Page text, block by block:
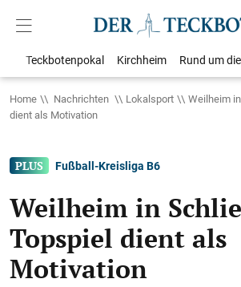
Teckbotenpokal Kirchheim Rund um
Home Nachrichten Lokalsport
Weilheim
dient als Motivation
Fußball-Kreisliga B6
Weilheim in
Topspiel dient als
Motivation